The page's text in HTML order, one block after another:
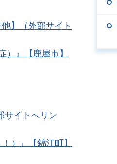
】（外部サイト
』【鹿屋市】
サイトへリン
）』【錦江町】